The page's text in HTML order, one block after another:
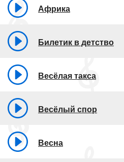
Африка
Билетик в детство
Весёлая такса
Весёлый спор
Весна